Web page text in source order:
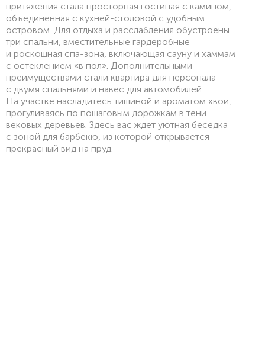
притяжения стала просторная гостиная с камином,
объединённая с кухней-столовой с удобным
островом. Для отдыха и расслабления обустроены
три спальни, вместительные гардеробные
и роскошная спа-зона, включающая сауну и хаммам
с остеклением «в пол». Дополнительными
преимуществами стали квартира для персонала
с двумя спальнями и навес для автомобилей.
На участке насладитесь тишиной и ароматом хвои,
прогуливаясь по пошаговым дорожкам в тени
вековых деревьев. Здесь вас ждет уютная беседка
с зоной для барбекю, из которой открывается
прекрасный вид на пруд.